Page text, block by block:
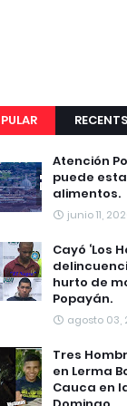
RECENTS
Atención
puede
alimentos.
junio 11,
Cayó ‘Los
hurto de
Popayán.
agosto 03,
Tres
en Lerma
Cauca en